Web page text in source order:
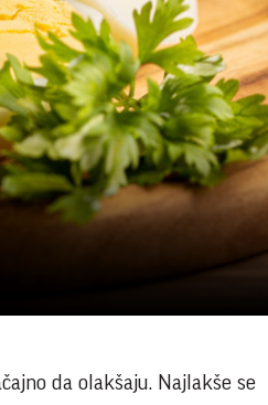
da olakšaju. Najlakše se